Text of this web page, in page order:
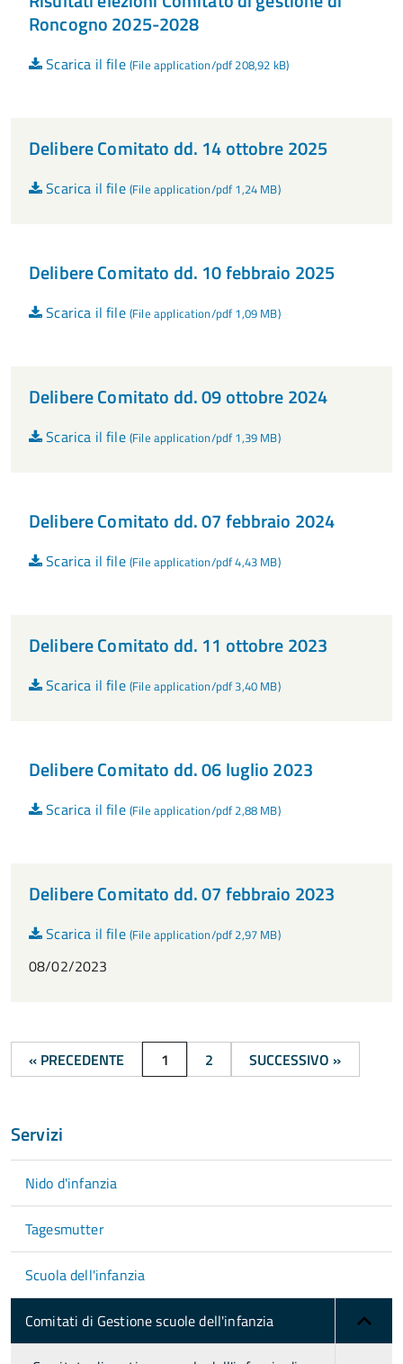
Roncogno 2025-2028
Scarica il file (File application/pdf 208,92 kB)
Delibere Comitato dd. 14 ottobre 2025
Scarica il file (File application/pdf 1,24 MB)
Delibere Comitato dd. 10 febbraio 2025
Scarica il file (File application/pdf 1,09 MB)
Delibere Comitato dd. 09 ottobre 2024
Scarica il file (File application/pdf 1,39 MB)
Delibere Comitato dd. 07 febbraio 2024
Scarica il file (File application/pdf 4,43 MB)
Delibere Comitato dd. 11 ottobre 2023
Scarica il file (File application/pdf 3,40 MB)
Delibere Comitato dd. 06 luglio 2023
Scarica il file (File application/pdf 2,88 MB)
Delibere Comitato dd. 07 febbraio 2023
Scarica il file (File application/pdf 2,97 MB)
08/02/2023
« PRECEDENTE 1 2 SUCCESSIVO »
Servizi
Nido d'infanzia
Tagesmutter
Scuola dell'infanzia
Comitati di Gestione scuole dell'infanzia